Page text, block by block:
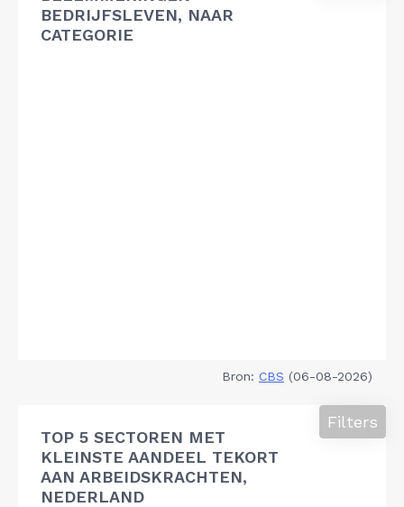
BEDRIJFSLEVEN, NAAR
CATEGORIE
Bron: CBS (06-08-2026)
TOP 5 SECTOREN MET
KLEINSTE AANDEEL TEKORT
AAN ARBEIDSKRACHTEN,
NEDERLAND
Filters